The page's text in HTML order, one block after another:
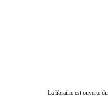
La librairie est ouverte du